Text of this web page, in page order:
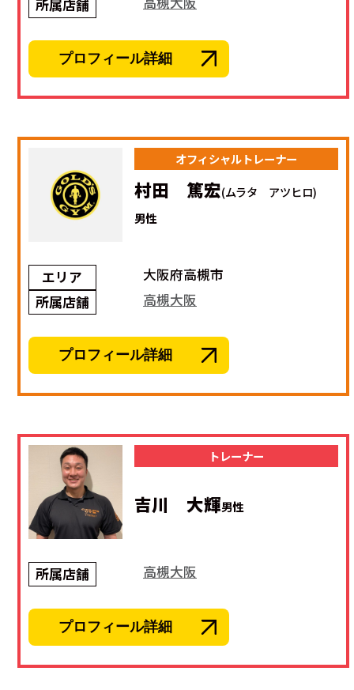
所属店舗
プロフィール詳細
オフィシャルトレーナー
村田 篤宏(ムラタ アツヒロ)
男性
エリア
大阪府高槻市
所属店舗
高槻大阪
プロフィール詳細
トレーナー
吉川 大輝男性
所属店舗 高槻大阪
プロフィール詳細